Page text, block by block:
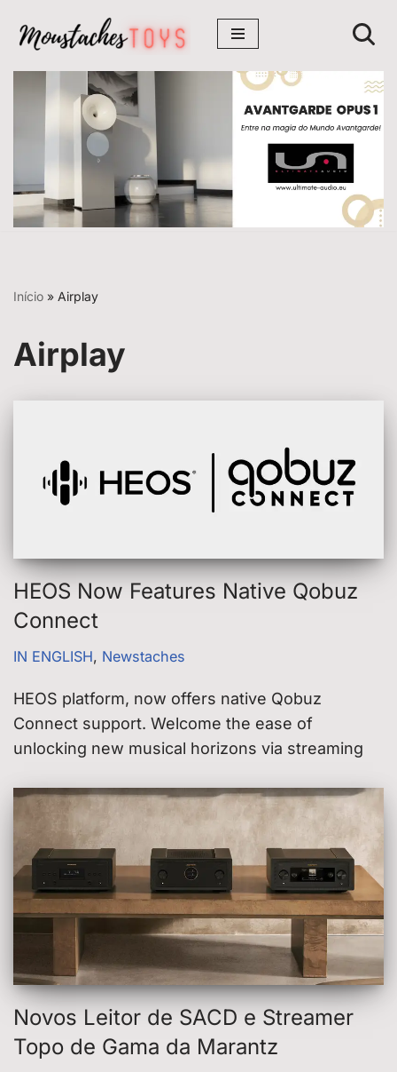
Avançar
para
conteúdo
Início » Airplay
Airplay
HEOS Now Features Native Qobuz
Connect
IN ENGLISH, Newstaches
HEOS platform, now offers native Qobuz
Connect support. Welcome the ease of
unlocking new musical horizons via streaming
Novos Leitor de SACD e Streamer
Topo de Gama da Marantz